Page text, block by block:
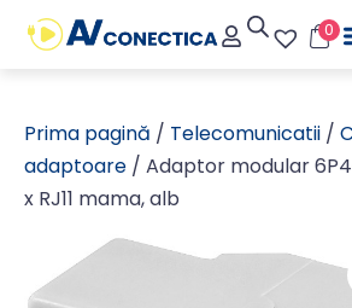
0
Prima pagină / Telecomunicatii /
adaptoare / Adaptor modular
x RJ11 mama, alb